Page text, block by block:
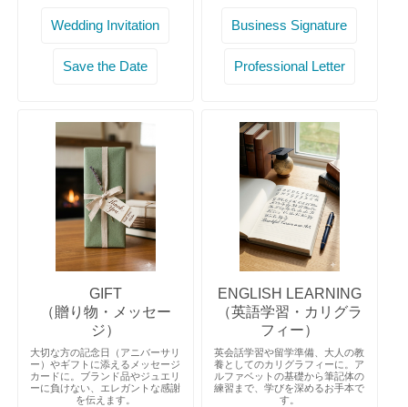
Wedding Invitation
Save the Date
Business Signature
Professional Letter
GIFT
（贈り物・メッセー
ジ）
大切な方の記念日（アニバーサリ
ー）やギフトに添えるメッセージ
カードに。ブランド品やジュエリ
ーに負けない、エレガントな感謝
を伝えます。
ENGLISH LEARNING
（英語学習・カリグラ
フィー）
英会話学習や留学準備、大人の教
養としてのカリグラフィーに。ア
ルファベットの基礎から筆記体の
練習まで、学びを深めるお手本で
す。